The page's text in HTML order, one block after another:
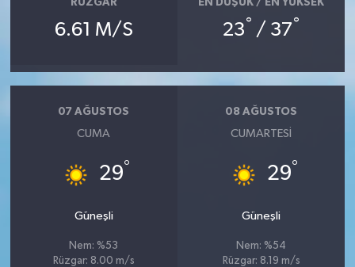
RÜZGAR
6.61 M/S
EN DÜŞÜK / EN YÜKSEK
23° / 37°
07 AĞUSTOS
CUMA
29°
Güneşli
Nem: %53
Rüzgar: 8.00 m/s
08 AĞUSTOS
CUMARTESI
29°
Güneşli
Nem: %54
Rüzgar: 8.19 m/s